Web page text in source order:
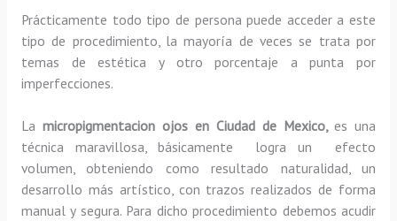
Prácticamente todo tipo de persona puede acceder a este
tipo de procedimiento, la mayoría de veces se trata por
temas de estética y otro porcentaje a punta por
imperfecciones.
La micropigmentacion ojos en Ciudad de Mexico, es una
técnica maravillosa, básicamente
logra un efecto
volumen, obteniendo como resultado naturalidad, un
desarrollo más artístico, con trazos realizados de forma
manual y segura. Para dicho procedimiento debemos acudir